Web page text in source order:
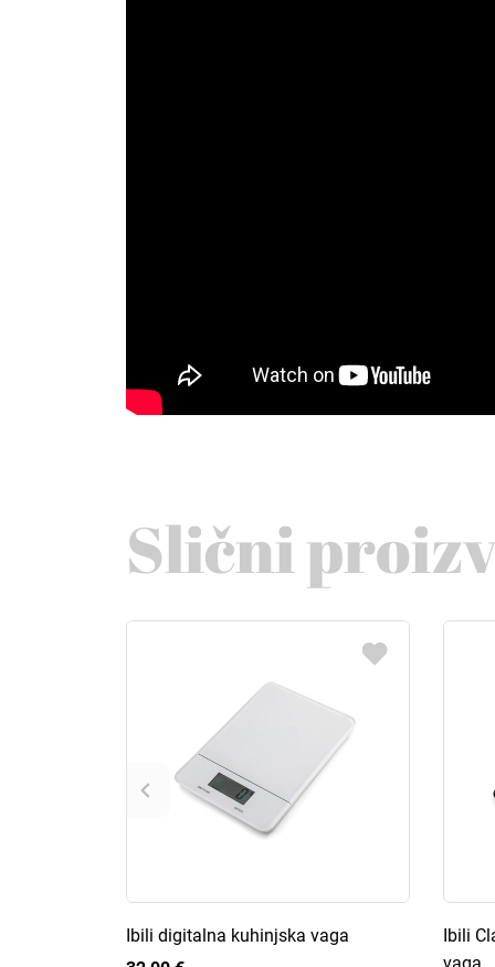
Slični
Ibili digitalna kuhinjska vaga
Ibili